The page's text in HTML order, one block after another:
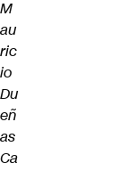
M
au
ric
io
Du
eñ
as
Ca